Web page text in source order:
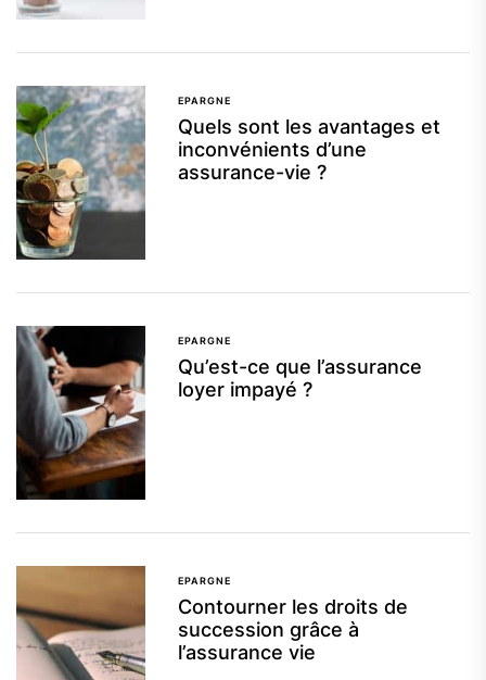
EPARGNE
Quels sont les avantages et
inconvénients d’une
assurance-vie ?
EPARGNE
Qu’est-ce que l’assurance
loyer impayé ?
EPARGNE
Contourner les droits de
succession grâce à
l’assurance vie